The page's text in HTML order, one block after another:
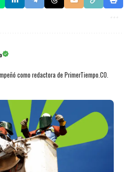
como redactora de PrimerTiempo.CO.